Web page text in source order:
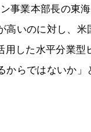
事業本部長の東
高いのに対し、
用した水平分業
らではないか」